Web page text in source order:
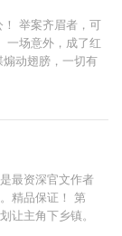
举案齐眉者，可
一场意外，成了红
动翅膀，一切有
最资深官文作者
精品保证！ 第
让主角下乡镇。